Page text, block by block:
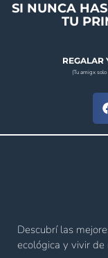
SI NUNCA
TU
REGALAR
(Tu amigx
Descubrí las
ecológica y vivir de